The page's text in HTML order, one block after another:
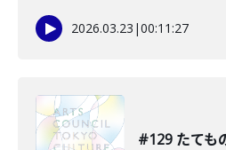
2026.03.23 |00:11:27
#129 たても